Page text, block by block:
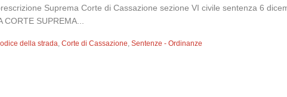
Suprema Corte di Cassazione sezione VI civile sentenza 6
SUPREMA...
della strada,Corte di Cassazione,Sentenze - Ordinanze